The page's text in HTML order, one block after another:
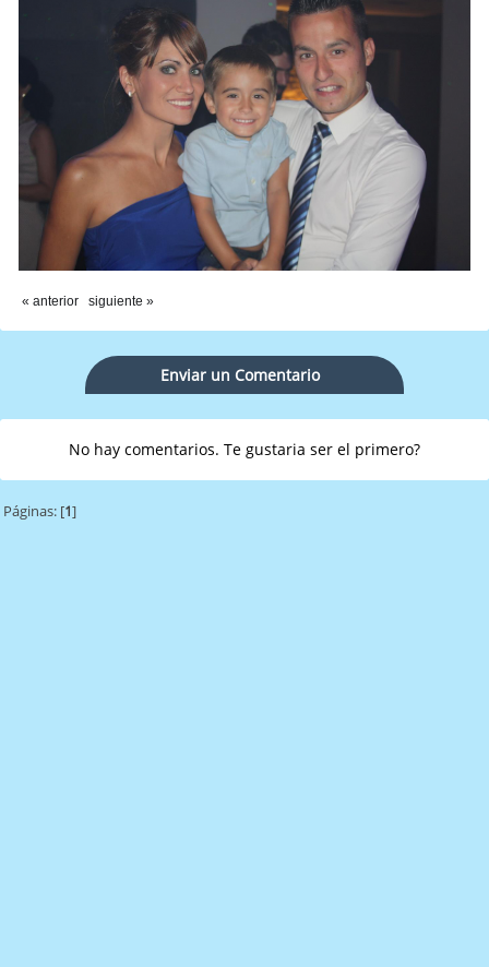
« anterior siguiente »
Enviar un Comentario
No hay comentarios. Te gustaria ser el primero?
Páginas: [1]